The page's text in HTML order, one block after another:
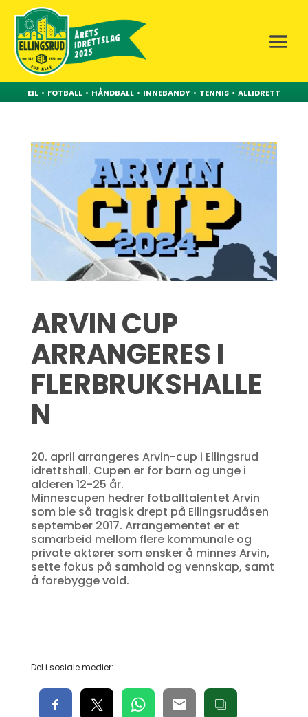
EIL • FOTBALL • HÅNDBALL • INNEBANDY • TENNIS • ALLIDRETT
ARVIN CUP
ARRANGERES I
FLERBRUKSHALLE
N
20. april arrangeres Arvin-cup i Ellingsrud
idrettshall. Cupen er for barn og unge i
alderen 12-25 år.
Minnescupen hedrer fotballtalentet Arvin
som ble så tragisk drept på Ellingsrudåsen
september 2017. Arrangementet er et
samarbeid mellom flere kommunale og
private aktører som ønsker å minnes Arvin,
sette fokus på samhold og vennskap, samt
å forebygge vold.
Del i sosiale medier: